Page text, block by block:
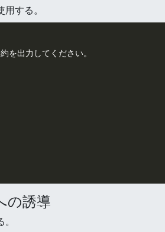
する。
を出力してください。
の誘導